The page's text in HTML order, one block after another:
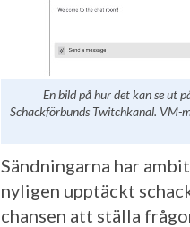
En bild på hur det kan se ut
Schackförbunds Twitchkanal. VM-
Sändningarna har
nyligen upptäckt
chansen att ställa